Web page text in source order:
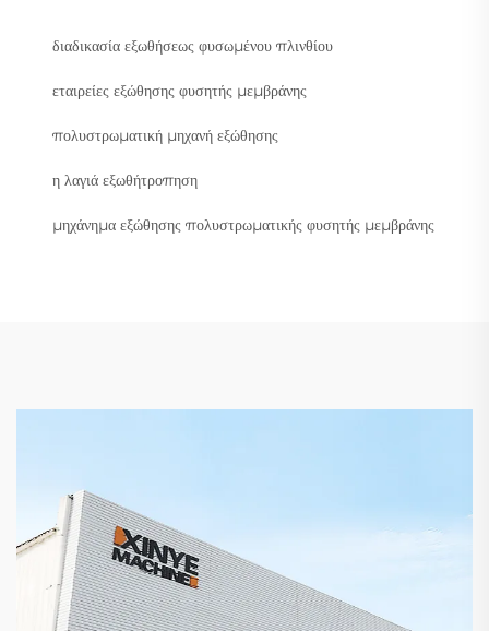
διαδικασία εξωθήσεως φυσωμένου πλινθίου
εταιρείες εξώθησης φυσητής μεμβράνης
πολυστρωματική μηχανή εξώθησης
η λαγιά εξωθήτροπηση
μηχάνημα εξώθησης πολυστρωματικής φυσητής μεμβράνης